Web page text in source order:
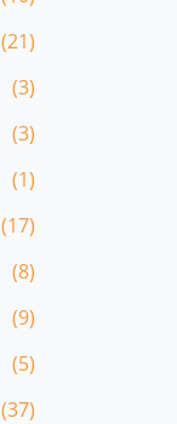
(21)
(3)
(3)
(1)
(17)
(8)
(9)
(5)
(37)